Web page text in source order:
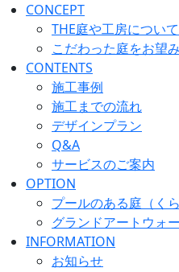
CONCEPT
THE庭や工房について
こだわった庭をお望
CONTENTS
施工事例
施工までの流れ
デザインプラン
Q&A
サービスのご案内
OPTION
プールのある庭（くら
グランドアートウォ
INFORMATION
お知らせ